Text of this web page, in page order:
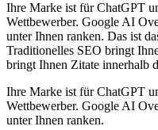
Ihre Marke ist für ChatGPT
Wettbewerber. Google AI
unter Ihnen ranken. Das ist
Traditionelles SEO bringt
bringt Ihnen Zitate innerhalb
Ihre Marke ist für ChatGPT
Wettbewerber. Google AI
unter Ihnen ranken.